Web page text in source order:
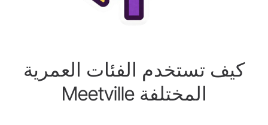
كيف تستخدم الفئات العمرية
المختلفة ‎Meetville‎